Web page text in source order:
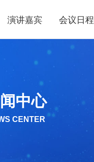
演讲嘉宾 会议日程
中心
CENTER